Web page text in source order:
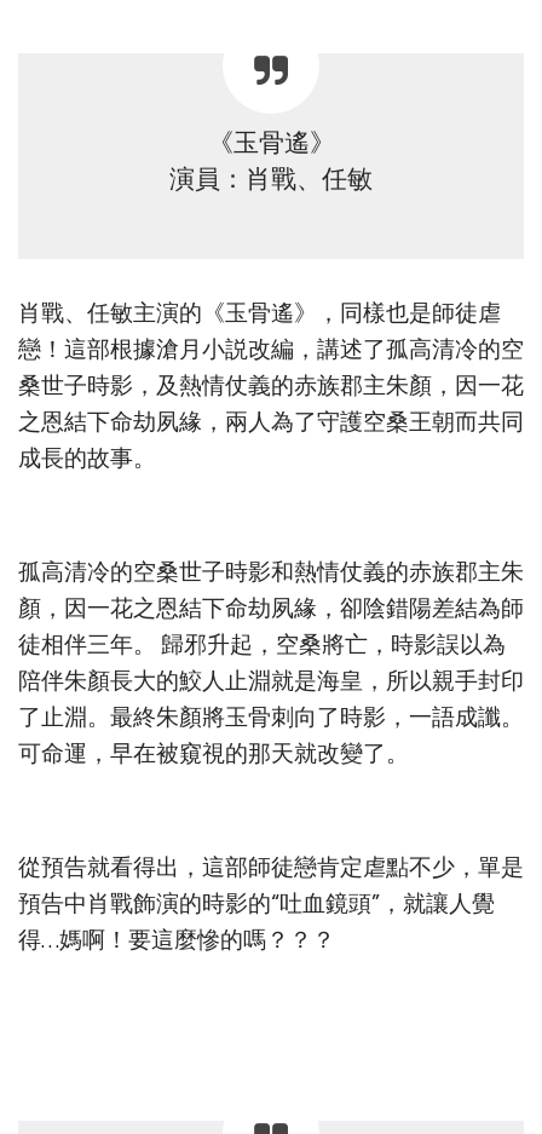
《玉骨遙》
演員：肖戰、任敏
肖戰、任敏主演的《玉骨遙》，同樣也是師徒虐
戀！這部根據滄月小説改編，講述了孤高清冷的空
桑世子時影，及熱情仗義的赤族郡主朱顏，因一花
之恩結下命劫夙緣，兩人為了守護空桑王朝而共同
成長的故事。
孤高清冷的空桑世子時影和熱情仗義的赤族郡主朱
顏，因一花之恩結下命劫夙緣，卻陰錯陽差結為師
徒相伴三年。 歸邪升起，空桑將亡，時影誤以為
陪伴朱顏長大的鮫人止淵就是海皇，所以親手封印
了止淵。最終朱顏將玉骨刺向了時影，一語成讖。
可命運，早在被窺視的那天就改變了。
從預告就看得出，這部師徒戀肯定虐點不少，單是
預告中肖戰飾演的時影的“吐血鏡頭”，就讓人覺
得…媽啊！要這麼慘的嗎？？？